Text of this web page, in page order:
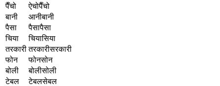
पैँचो
ऐचोपैँचो
बानी
आनीबानी
पैसा
पैसापैसा
चिया
चियासिया
तरकारी तरकारीसरकारी
फोन
फोनसोन
बोली
बोलीसोली
टेबल
टेबलसेबल